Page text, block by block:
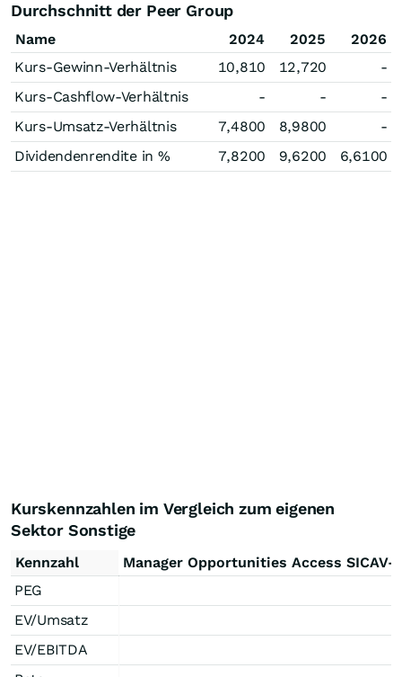
Durchschnitt der Peer Group
Name 2024 2025
2026
Kurs-Gewinn-Verhältnis
10,810 12,720
-
Kurs-Cashflow-Verhältnis
- -
-
Kurs-Umsatz-Verhältnis
7,4800 8,9800
-
Dividendenrendite in %
7,8200 9,6200 6,6100
Kurskennzahlen im Vergleich zum eigenen
Sektor Sonstige
Kennzahl
Manager Opportunities Access
PEG
EV/Umsatz
EV/EBITDA